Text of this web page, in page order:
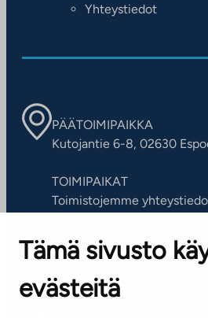
Tämä sivusto
evästeitä
Yhteystiedot
PÄÄTOIMIPAIKKA
Kutojantie 6-8, 02630
TOIMIPAIKAT
Toimistojemme
ASIAKASPALVELUKESKUS
Puh. 045 7734 3777
(arkisin klo 8-16)